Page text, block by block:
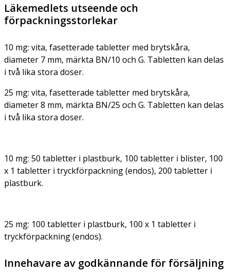
Läkemedlets utseende och
förpackningsstorlekar
10 mg: vita, fasetterade tabletter med brytskåra,
diameter 7 mm, märkta BN/10 och G. Tabletten kan delas
i två lika stora doser.
25 mg: vita, fasetterade tabletter med brytskåra,
diameter 8 mm, märkta BN/25 och G. Tabletten kan delas
i två lika stora doser.
10 mg: 50 tabletter i plastburk, 100 tabletter i blister, 100
x 1 tabletter i tryckförpackning (endos), 200 tabletter i
plastburk.
25 mg: 100 tabletter i plastburk, 100 x 1 tabletter i
tryckförpackning (endos).
Innehavare av godkännande för försäljning